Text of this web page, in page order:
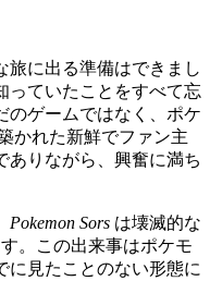
旅に出る準備はできまし
っていたことをすべて忘
のゲームではなく、ポケ
かれた新鮮でファン主
ありながら、興奮に満ち
Pokemon Sors は壊滅的な
。この出来事はポケモ
に見たことのない形態に